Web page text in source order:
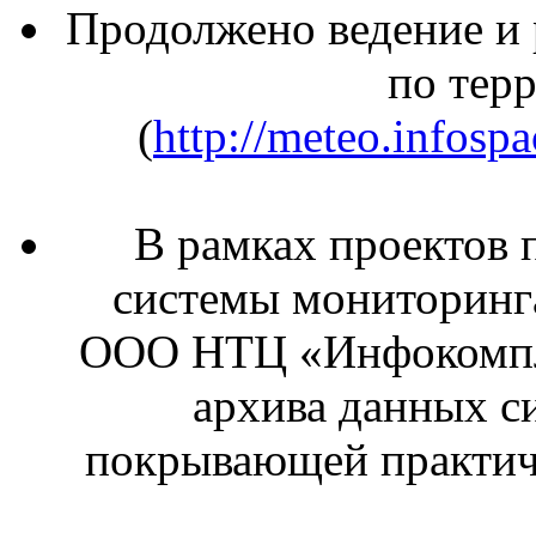
Продолжено ведение и
по
(http://
В рамках проектов
системы
ООО НТЦ
архива данных
покрывающей